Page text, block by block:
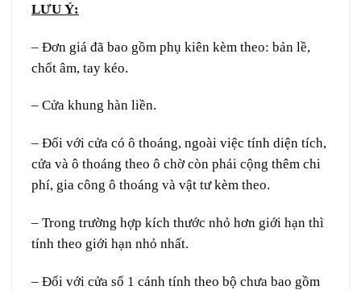
LƯU Ý:
– Đơn giá đã bao gồm phụ kiên kèm theo: bản lề,
chốt âm, tay kéo.
– Cửa khung hàn liền.
– Đối với cửa có ô thoáng, ngoài việc tính diện tích,
cửa và ô thoáng theo ô chờ còn phải cộng thêm chi
phí, gia công ô thoáng và vật tư kèm theo.
– Trong trường hợp kích thước nhỏ hơn giới hạn thì
tính theo giới hạn nhỏ nhất.
– Đối với cửa sổ 1 cánh tính theo bộ chưa bao gồm